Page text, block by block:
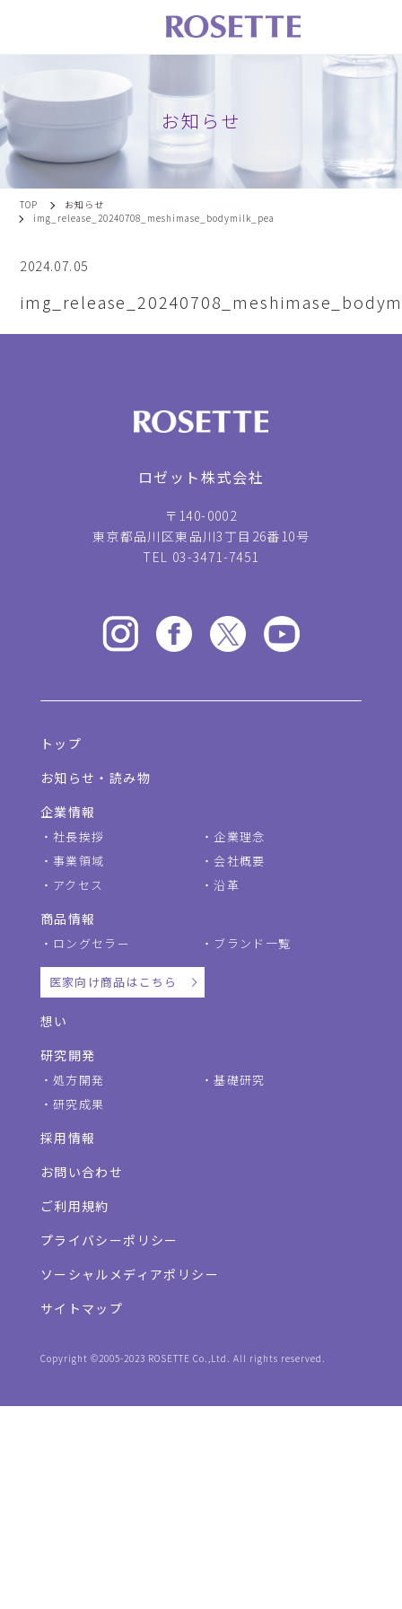
お知らせ
TOP
お知らせ
img_release_20240708_meshimase_bodymilk_pea
2024.07.05
ロゼット株式会社
〒140-0002
東京都品川区東品川3丁目26番10号
TEL 03-3471-7451
トップ
お知らせ・読み物
企業情報
社長挨拶
企業理念
事業領域
会社概要
アクセス
沿革
商品情報
ロングセラー ブランド一覧
医家向け商品はこちら
想い
研究開発
処方開発
基礎研究
研究成果
採用情報
お問い合わせ
ご利用規約
プライバシーポリシー
ソーシャルメディアポリシー
サイトマップ
Copyright ©2005-2023 ROSETTE Co.,Ltd. All rights reserved.